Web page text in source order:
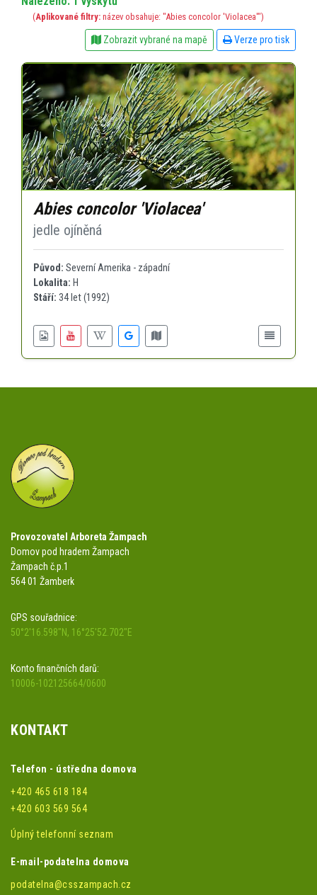
(Aplikované filtry: název obsahuje: "Abies concolor 'Violacea'")
Zobrazit vybrané na mapě Verze pro tisk
Abies concolor 'Violacea'
jedle ojíněná
Původ: Severní Amerika - západní
Lokalita: H
Stáří: 34 let (1992)
Provozovatel Arboreta Žampach
Domov pod hradem Žampach
Žampach č.p.1
564 01 Žamberk
GPS souřadnice:
50°2'16.598"N, 16°25'52.702"E
Konto finančních darů:
10006-102125664/0600
KONTAKT
Telefon - ústředna domova
+420 465 618 184
+420 603 569 564
Úplný telefonní seznam
E-mail-podatelna domova
podatelna@csszampach.cz